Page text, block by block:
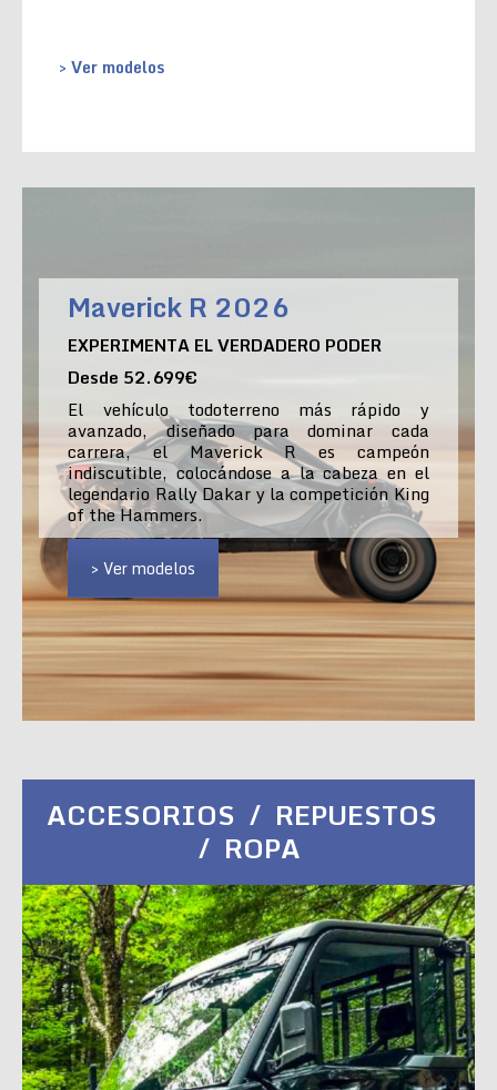
> Ver modelos
Maverick R 2026
EXPERIMENTA EL VERDADERO PODER
Desde 52.699€
El vehículo todoterreno más rápido y
avanzado, diseñado para dominar cada
carrera, el Maverick R es campeón
indiscutible, colocándose a la cabeza en el
legendario Rally Dakar y la competición King
of the Hammers.
> Ver modelos
ACCESORIOS / REPUESTOS
/ ROPA